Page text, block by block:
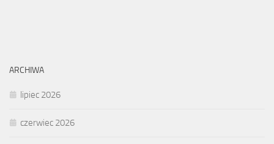
ARCHIWA
lipiec 2026
czerwiec 2026